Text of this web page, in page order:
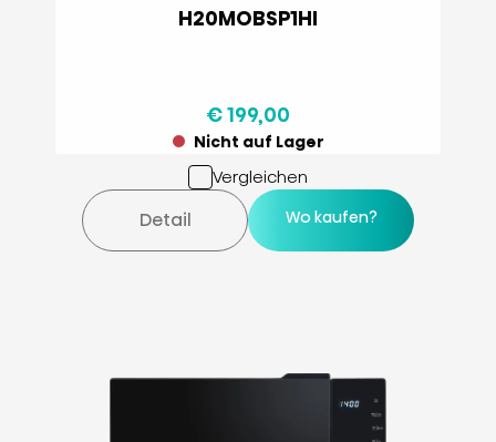
H20MOBSP1HI
€ 199,00
Nicht auf Lager
Vergleichen
Detail Wo kaufen?